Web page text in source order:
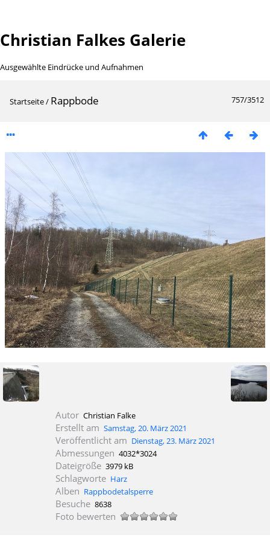
Christian Falkes Galerie
Ausgewählte Eindrücke und Aufnahmen
757/3512
Startseite/ Rappbode
Autor Christian Falke
Erstellt am Samstag, 20. März 2021
Veröffentlicht am Dienstag, 23. März 2021
Abmessungen 4032*3024
Dateigröße 3979 kB
Schlagworte Harz
Alben Rappbodetalsperre
Besuche 8638
Foto bewerten